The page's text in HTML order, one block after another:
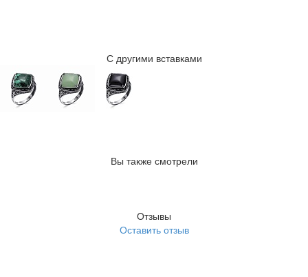
С другими вставками
Вы также смотрели
Отзывы
Оставить отзыв